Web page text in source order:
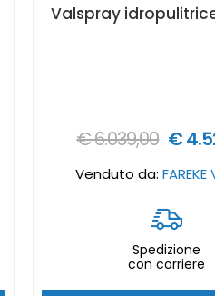
€ 6.039,00 €
Venduto da:FAREKE
Spedizione
con corriere